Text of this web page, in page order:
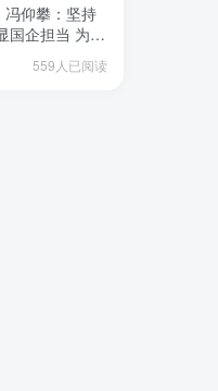
冯仰攀：坚持
“交发力量”
559人已阅读